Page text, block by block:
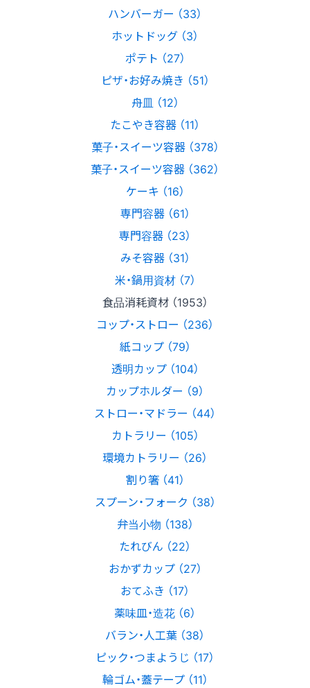
ハンバーガー （33）
ホットドッグ （3）
ポテト （27）
ピザ・お好み焼き （51）
舟皿 （12）
たこやき容器 （11）
菓子・スイーツ容器 （378）
菓子・スイーツ容器 （362）
ケーキ （16）
専門容器 （61）
専門容器 （23）
みそ容器 （31）
米・鍋用資材 （7）
食品消耗資材 （1953）
コップ・ストロー （236）
紙コップ （79）
透明カップ （104）
カップホルダー （9）
ストロー・マドラー （44）
カトラリー （105）
環境カトラリー （26）
割り箸 （41）
スプーン・フォーク （38）
弁当小物 （138）
たれびん （22）
おかずカップ （27）
おてふき （17）
薬味皿・造花 （6）
バラン・人工葉 （38）
ピック・つまようじ （17）
輪ゴム・蓋テープ （11）